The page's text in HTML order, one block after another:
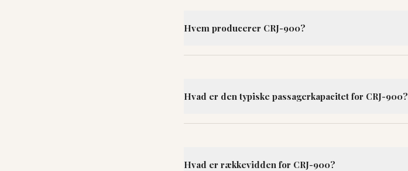
Hvem producerer CRJ-900?
Hvad er den typiske passagerkapacitet for CRJ-900?
Hvad er rækkevidden for CRJ-900?